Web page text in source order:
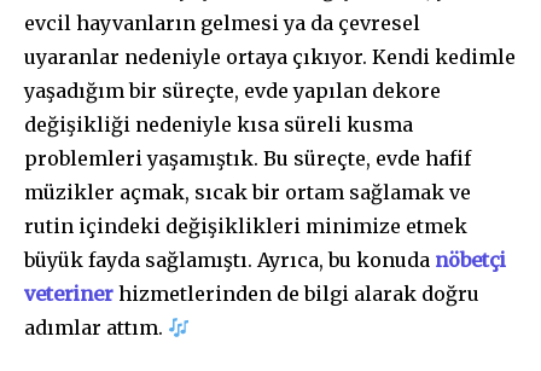
evcil hayvanların gelmesi ya da çevresel
uyaranlar nedeniyle ortaya çıkıyor. Kendi kedimle
yaşadığım bir süreçte, evde yapılan dekore
değişikliği nedeniyle kısa süreli kusma
problemleri yaşamıştık. Bu süreçte, evde hafif
müzikler açmak, sıcak bir ortam sağlamak ve
rutin içindeki değişiklikleri minimize etmek
büyük fayda sağlamıştı. Ayrıca, bu konuda nöbetçi
veteriner hizmetlerinden de bilgi alarak doğru
adımlar attım.